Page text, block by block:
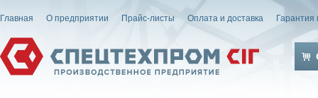
Главная О предприятии Прайс-листы Оплата и доставка Гарантия